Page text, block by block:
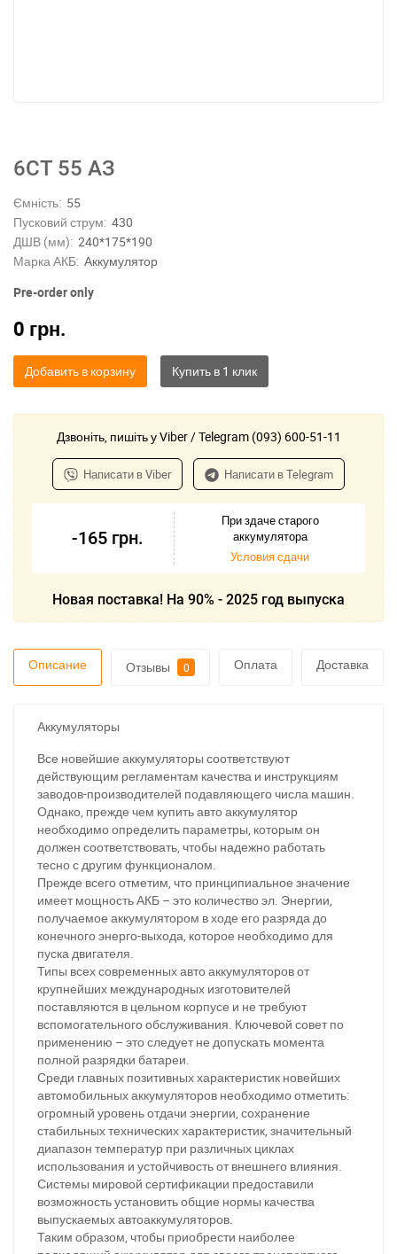
6СТ 55 АЗ
Ємність: 55
Пусковий струм: 430
ДШВ (мм): 240*175*190
Марка АКБ: Аккумулятор
Pre-order only
0 грн.
Добавить в корзину
Дзвоніть, пишіть у Viber / Telegram (093) 600-51-11
Написати в Viber Написати в Telegram
-165 грн.
При здаче старого
аккумулятора
Условия сдачи
Новая поставка! На 90% - 2025 год выпуска
Описание Отзывы 0 Оплата Доставка
Аккумуляторы
Все новейшие аккумуляторы соответствуют
действующим регламентам качества и инструкциям
заводов-производителей подавляющего числа машин.
Однако, прежде чем купить авто аккумулятор
необходимо определить параметры, которым он
должен соответствовать, чтобы надежно работать
тесно с другим функционалом.
Прежде всего отметим, что принципиальное значение
имеет мощность АКБ – это количество эл. Энергии,
получаемое аккумулятором в ходе его разряда до
конечного энерго-выхода, которое необходимо для
пуска двигателя.
Типы всех современных авто аккумуляторов от
крупнейших международных изготовителей
поставляются в цельном корпусе и не требуют
вспомогательного обслуживания. Ключевой совет по
применению – это следует не допускать момента
полной разрядки батареи.
Среди главных позитивных характеристик новейших
автомобильных аккумуляторов необходимо отметить:
огромный уровень отдачи энергии, сохранение
стабильных технических характеристик, значительный
диапазон температур при различных циклах
использования и устойчивость от внешнего влияния.
Системы мировой сертификации предоставили
возможность установить общие нормы качества
выпускаемых автоаккумуляторов.
Таким образом, чтобы приобрести наиболее
Написати в Viber Написати в Telegram